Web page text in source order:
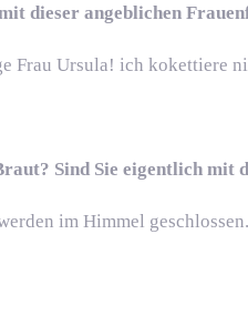
dieser angeblichen
Frau Ursula! ich kokettiere
Sind Sie eigentlich mit
im Himmel